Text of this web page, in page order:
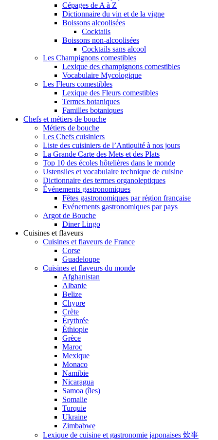
Cépages de A à Z
Dictionnaire du vin et de la vigne
Boissons alcoolisées
Cocktails
Boissons non-alcoolisées
Cocktails sans alcool
Les Champignons comestibles
Lexique des champignons comestibles
Vocabulaire Mycologique
Les Fleurs comestibles
Lexique des Fleurs comestibles
Termes botaniques
Familles botaniques
Chefs et métiers de bouche
Métiers de bouche
Les Chefs cuisiniers
Liste des cuisiniers de l’Antiquité à nos jours
La Grande Carte des Mets et des Plats
Top 10 des écoles hôtelières dans le monde
Ustensiles et vocabulaire technique de cuisine
Dictionnaire des termes organoleptiques
Événements gastronomiques
Fêtes gastronomiques par région française
Evénements gastronomiques par pays
Argot de Bouche
Diner Lingo
Cuisines et flaveurs
Cuisines et flaveurs de France
Corse
Guadeloupe
Cuisines et flaveurs du monde
Afghanistan
Albanie
Belize
Chypre
Crète
Érythrée
Éthiopie
Grèce
Maroc
Mexique
Monaco
Namibie
Nicaragua
Samoa (îles)
Somalie
Turquie
Ukraine
Zimbabwe
Lexique de cuisine et gastronomie japonaises 炊事